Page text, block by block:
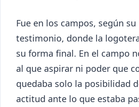
Fue en los campos, según
testimonio, donde la
su forma final. En el campo
al que aspirar ni poder que
quedaba solo la posibilidad
actitud ante lo que estaba